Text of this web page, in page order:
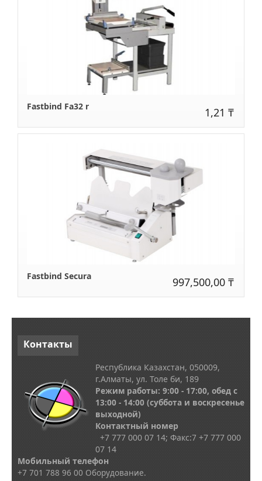
Fastbind Fa32 r 1,21 ₸
Fastbind Secura 997,500,00 ₸
Контакты
Республика Казахстан, 050009,
г.Алматы, ул. Толе би, 189
Режим работы: 9:00 - 17:00, обед с
13:00 - 14:00 (суббота и воскресенье
выходной)
Контактный номер
+7 777 000 07 14; Факс:7 +7 777 000
07 14
Мобильный телефон
+7 701 788 96 00 Оборудование.